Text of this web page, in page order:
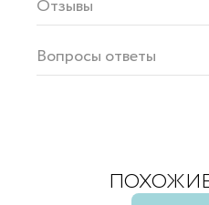
Отзывы
Вопросы ответы